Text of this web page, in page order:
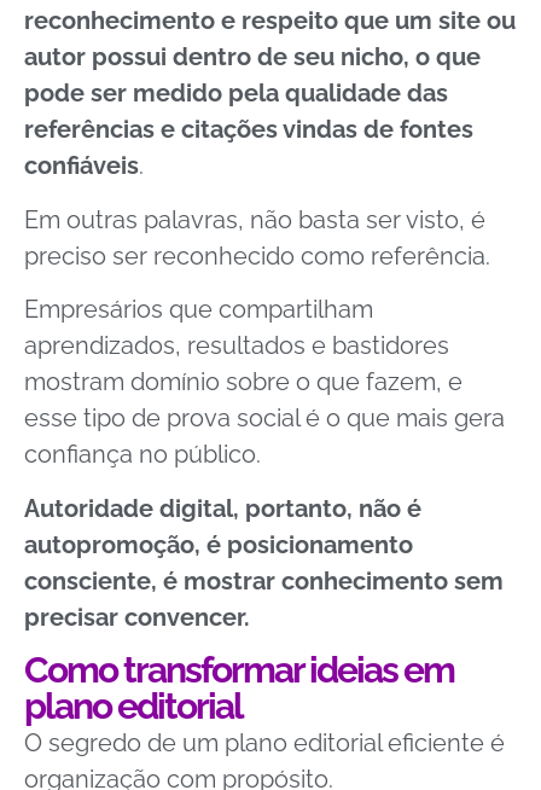
reconhecimento e respeito que um site ou
autor possui dentro de seu nicho, o que
pode ser medido pela qualidade das
referências e citações vindas de fontes
confiáveis.
Em outras palavras, não basta ser visto, é
preciso ser reconhecido como referência.
Empresários que compartilham
aprendizados, resultados e bastidores
mostram domínio sobre o que fazem, e
esse tipo de prova social é o que mais gera
confiança no público.
Autoridade digital, portanto, não é
autopromoção, é posicionamento
consciente, é mostrar conhecimento sem
precisar convencer.
Como transformar ideias em
plano editorial
O segredo de um plano editorial eficiente é
organização com propósito.